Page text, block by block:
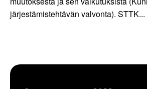
järjestämistehtävän valvonta). STTK...